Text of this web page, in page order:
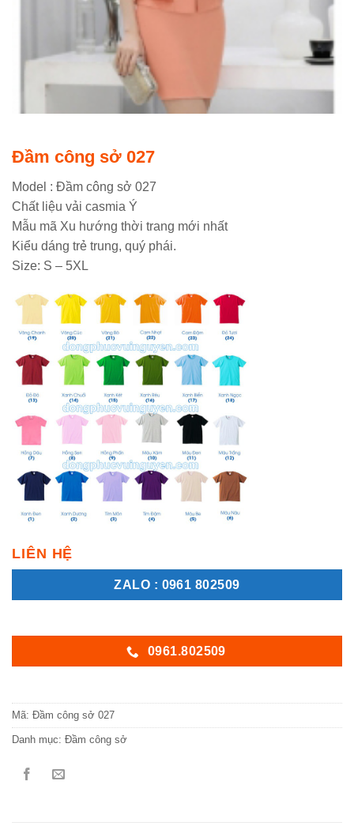
Đầm công sở 027
Model : Đầm công sở 027
Chất liệu vải casmia Ý
Mẫu mã Xu hướng thời trang mới nhất
Kiểu dáng trẻ trung, quý phái.
Size: S – 5XL
LIÊN HỆ
ZALO : 0961 802509
0961.802509
Mã: Đầm công sở 027
Danh mục: Đầm công sở